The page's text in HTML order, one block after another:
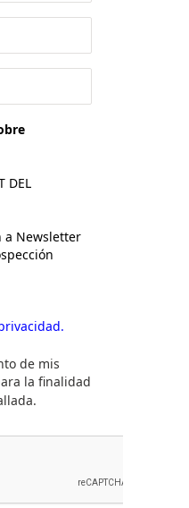
DEL
a Newsletter
de mis
la finalidad